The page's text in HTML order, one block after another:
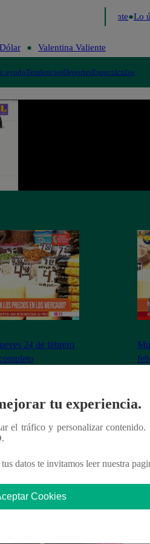
Valentina Valiente Lo
Dólar Valentina Valiente
ayudoTendenciasDeportesEspectáculos
24 de febrero
tu experiencia.
el tráfico y personalizar
.
datos te invitamos leer nuestra
Cookies